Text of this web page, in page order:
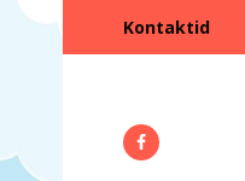
Kontaktid